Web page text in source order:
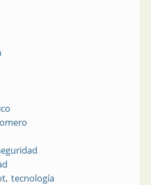
tecnología